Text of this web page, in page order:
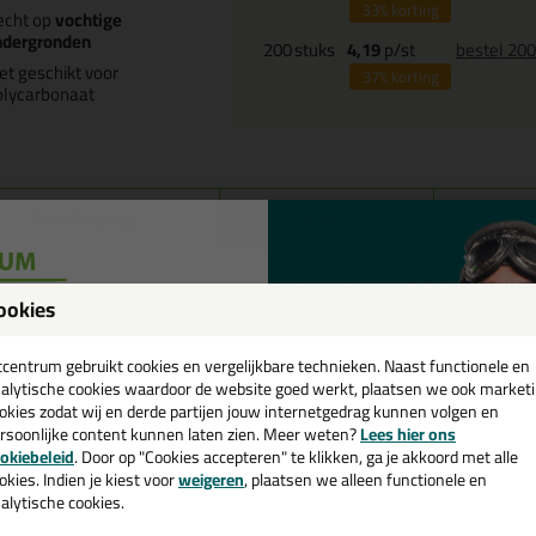
opvochtige
geschikt voor
33%korting
200stuks 4,19p/st
37%korting
bestel
HITACK M550 310ML in
je kit in een specifieke kleur? Gevonden! Deze high tack kit Ottocoll
verschillende toepassingen. Een duurzame en veelzijdige kit welke
zoekt met gegarandeerd een topresultaat. Bestel de Ottocoll
werkdagen besteld = morgen in huis.
je meer weten over de toepassing en kenmerken van dit product?Lees
& tricks voor Ottocoll HITACK M550 310ML
gebruikt cookies en vergelijkbare technieken. Naast functionele en
cookies waardoor de website goed werkt, plaatsen we ook
zodat wij en derde partijen jouw internetgedrag kunnen volgen en
content kunnen laten zien. Meer weten?Lees hier ons
. Door op "Cookies accepteren" te klikken, ga je akkoord met alle
Indien je kiest voorweigeren, plaatsen we alleen functionele en
cookies.
💚
en ontvang een
€35,-bij je eerste bestelling!